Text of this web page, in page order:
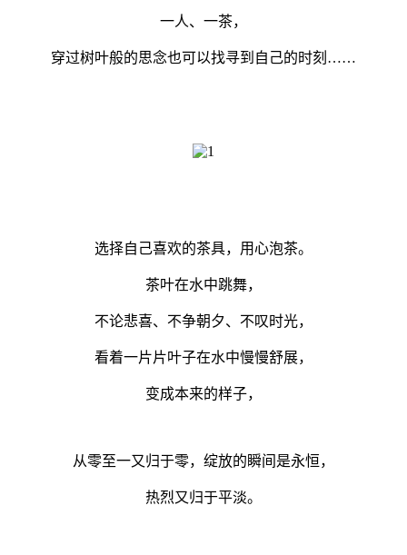
一人、一茶，
穿过树叶般的思念也可以找寻到自己的时刻……
选择自己喜欢的茶具，用心泡茶。
茶叶在水中跳舞，
不论悲喜、不争朝夕、不叹时光，
看着一片片叶子在水中慢慢舒展，
变成本来的样子，
从零至一又归于零，绽放的瞬间是永恒，
热烈又归于平淡。